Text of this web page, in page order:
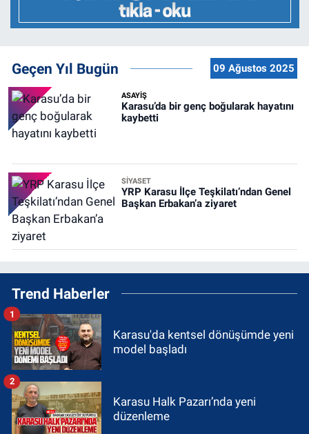
Geçen Yıl Bugün 09 Ağustos 2025
ASAYİŞ
Karasu’da bir genç boğularak hayatını
kaybetti
SİYASET
YRP Karasu İlçe Teşkilatı’ndan Genel
Başkan Erbakan’a ziyaret
Trend Haberler
Karasu'da kentsel dönüşümde yeni
model başladı
1
Karasu Halk Pazarı’nda yeni
düzenleme
2